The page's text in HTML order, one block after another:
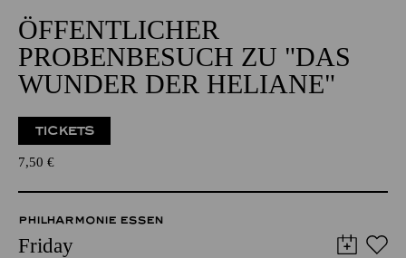
ÖFFENTLICHER
PROBENBESUCH ZU "DAS
WUNDER DER HELIANE"
TICKETS
7,50 €
PHILHARMONIE ESSEN
Friday